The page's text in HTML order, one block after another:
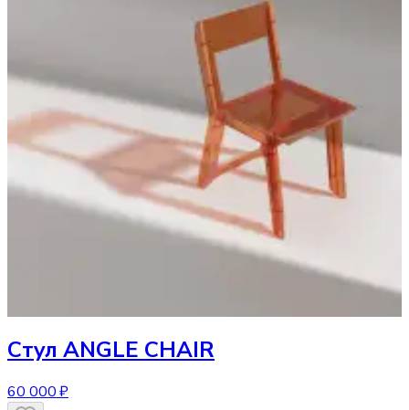
Стул ANGLE CHAIR
60 000 ₽